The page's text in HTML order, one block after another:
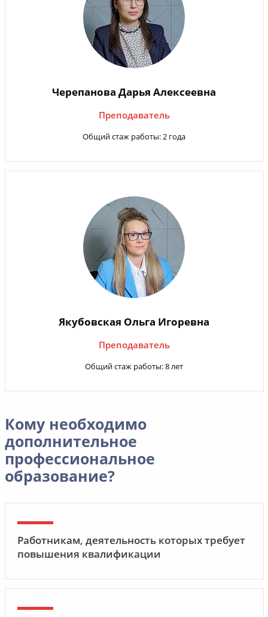
Черепанова Дарья Алексеевна
Преподаватель
Общий стаж работы: 2 года
Якубовская Ольга Игоревна
Преподаватель
Общий стаж работы: 8 лет
Кому необходимо
дополнительное
профессиональное
образование?
Работникам, деятельность которых требует
повышения квалификации